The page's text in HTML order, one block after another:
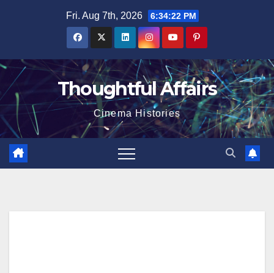
Fri. Aug 7th, 2026 6:34:23 PM
Thoughtful Affairs
Cinema Histories